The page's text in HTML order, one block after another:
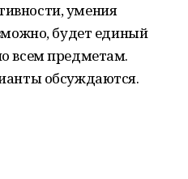
умения
будет единый
всем предметам.
обсуждаются.